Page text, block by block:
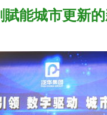
賦能城市更新